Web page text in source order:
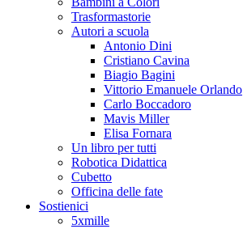
Trasformastorie
Autori a scuola
Antonio Dini
Cristiano Cavina
Biagio Bagini
Vittorio Emanuele Orlando
Carlo Boccadoro
Mavis Miller
Elisa Fornara
Un libro per tutti
Robotica Didattica
Cubetto
Officina delle fate
Sostienici
5xmille